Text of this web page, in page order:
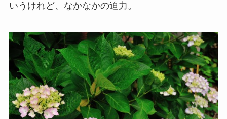
いうけれど、なかなかの迫力。